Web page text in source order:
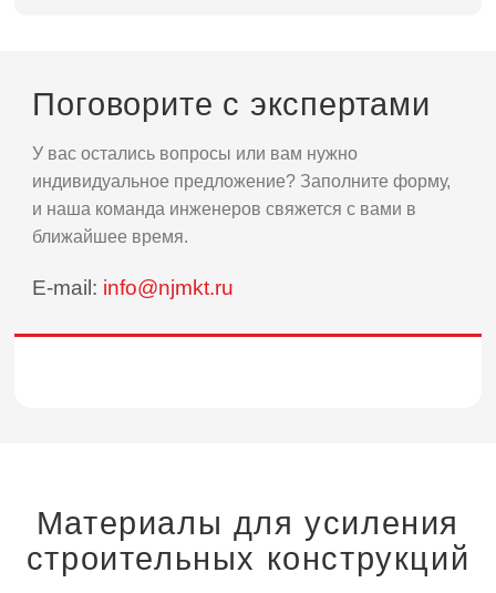
Поговорите с экспертами
У вас остались вопросы или вам нужно
индивидуальное предложение? Заполните форму,
и наша команда инженеров свяжется с вами в
ближайшее время.
E-mail: info@njmkt.ru
Материалы для усиления
строительных конструкций